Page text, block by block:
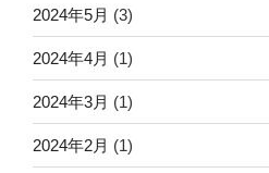
2024年5月 (3)
2024年4月 (1)
2024年3月 (1)
2024年2月 (1)